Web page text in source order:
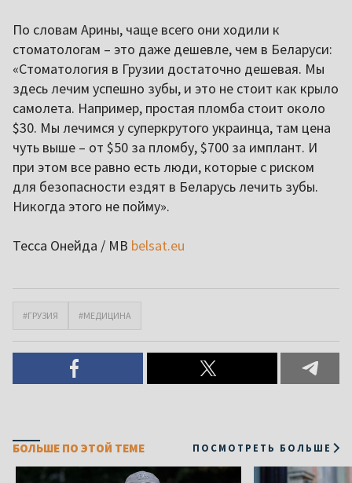
По словам Арины, чаще всего они ходили к
стоматологам – это даже дешевле, чем в Беларуси:
«Стоматология в Грузии достаточно дешевая. Мы
здесь лечим успешно зубы, и это не стоит как крыло
самолета. Например, простая пломба стоит около
$30. Мы лечимся у суперкрутого украинца, там цена
чуть выше – от $50 за пломбу, $700 за имплант. И
при этом все равно есть люди, которые с риском
для безопасности ездят в Беларусь лечить зубы.
Никогда этого не пойму».
Тесса Онейда / МВ belsat.eu
#ГРУЗИЯ #МЕДИЦИНА
БОЛЬШЕ ПО ЭТОЙ ТЕМЕ ПОСМОТРЕТЬ БОЛЬШЕ